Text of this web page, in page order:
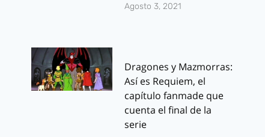
Agosto 3, 2021
Dragones y Mazmorras:
Así es Requiem, el
capítulo fanmade que
cuenta el final de la
serie